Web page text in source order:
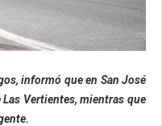
informó que en San José
Vertientes, mientras que